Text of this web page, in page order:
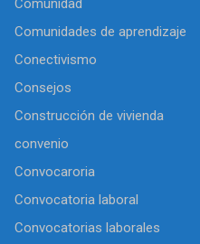
Comunidad
Comunidades de aprendizaje
Conectivismo
Consejos
Construcción de vivienda
convenio
Convocaroria
Convocatoria laboral
Convocatorias laborales